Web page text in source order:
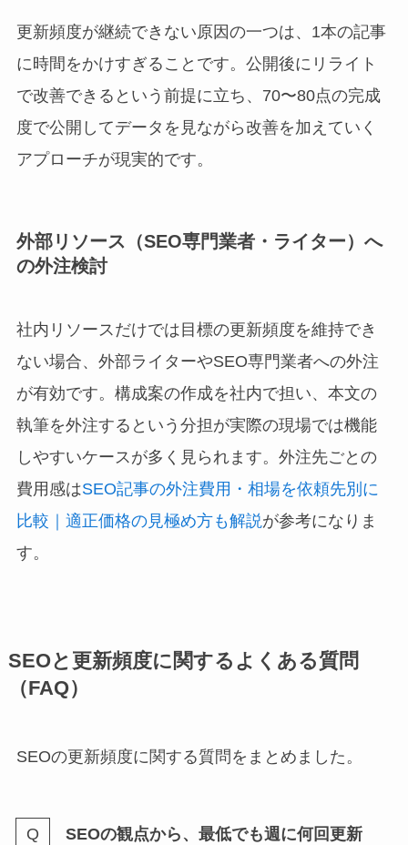
更新頻度が継続できない原因の一つは、1本の記事
に時間をかけすぎることです。公開後にリライト
で改善できるという前提に立ち、70〜80点の完成
度で公開してデータを見ながら改善を加えていく
アプローチが現実的です。
外部リソース（SEO専門業者・ライター）へ
の外注検討
社内リソースだけでは目標の更新頻度を維持でき
ない場合、外部ライターやSEO専門業者への外注
が有効です。構成案の作成を社内で担い、本文の
執筆を外注するという分担が実際の現場では機能
しやすいケースが多く見られます。外注先ごとの
費用感はSEO記事の外注費用・相場を依頼先別に
比較｜適正価格の見極め方も解説が参考になりま
す。
SEOと更新頻度に関するよくある質問
（FAQ）
SEOの更新頻度に関する質問をまとめました。
SEOの観点から、最低でも週に何回更新